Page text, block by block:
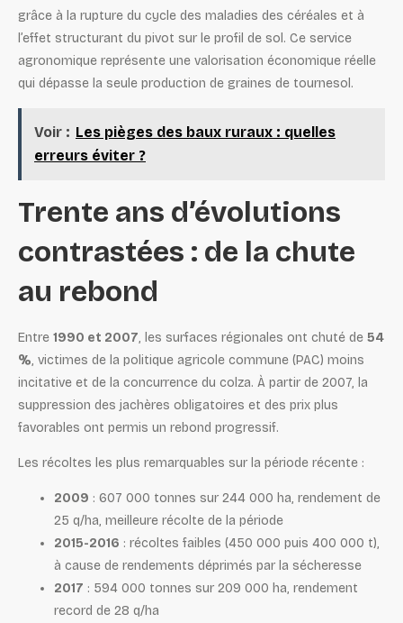
grâce à la rupture du cycle des maladies des céréales et à
l’effet structurant du pivot sur le profil de sol. Ce service
agronomique représente une valorisation économique réelle
qui dépasse la seule production de graines de tournesol.
Voir : Les pièges des baux ruraux : quelles
erreurs éviter ?
Trente ans d’évolutions
contrastées : de la chute
au rebond
Entre 1990 et 2007, les surfaces régionales ont chuté de 54
%, victimes de la politique agricole commune (PAC) moins
incitative et de la concurrence du colza. À partir de 2007, la
suppression des jachères obligatoires et des prix plus
favorables ont permis un rebond progressif.
Les récoltes les plus remarquables sur la période récente :
2009 : 607 000 tonnes sur 244 000 ha, rendement de
25 q/ha, meilleure récolte de la période
2015-2016 : récoltes faibles (450 000 puis 400 000 t),
à cause de rendements déprimés par la sécheresse
2017 : 594 000 tonnes sur 209 000 ha, rendement
record de 28 q/ha